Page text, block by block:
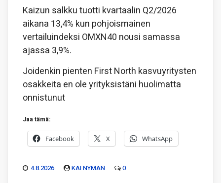
Kaizun salkku tuotti kvartaalin Q2/2026
aikana 13,4% kun pohjoismainen
vertailuindeksi OMXN40 nousi samassa
ajassa 3,9%.
Joidenkin pienten First North kasvuyritysten
osakkeita en ole yrityksistäni huolimatta
onnistunut
Jaa tämä:
Facebook X WhatsApp
4.8.2026 KAI NYMAN 0